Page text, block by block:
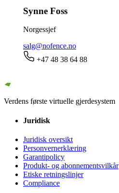
Synne Foss
Norgessjef
salg@nofence.no
+47 48 38 64 88
Verdens første virtuelle gjerdesystem
Juridisk
Juridisk oversikt
Personvernerklæring
Garantipolicy
Produkt- og abonnementsvilkår
Etiske retningslinjer
Compliance